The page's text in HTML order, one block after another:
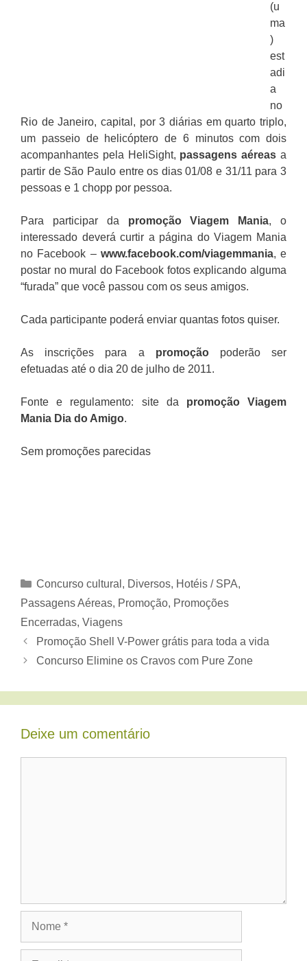
(u
ma
)
est
adi
a
no
Rio de Janeiro, capital, por 3 diárias em quarto triplo,
um passeio de helicóptero de 6 minutos com dois
acompanhantes pela HeliSight, passagens aéreas a
partir de São Paulo entre os dias 01/08 e 31/11 para 3
pessoas e 1 chopp por pessoa.
Para participar da promoçãoViagem Mania, o
interessado deverá curtir a página do Viagem Mania
no Facebook – www.facebook.com/viagemmania, e
postar no mural do Facebook fotos explicando alguma
“furada” que você passou com os seus amigos.
Cada participante poderá enviar quantas fotos quiser.
As inscrições para a promoçãopoderão ser
efetuadas até o dia 20 de julho de 2011.
Fonte e regulamento: site da promoção Viagem
Mania Dia do Amigo.
Sem promoções parecidas
Categorias
Concurso cultural , Diversos, Hotéis / SPA,
Passagens Aéreas, Promoção, Promoções
Encerradas, Viagens
Promoção Shell V-Power grátis para toda a vida
Concurso Elimine os Cravos com Pure Zone
Deixe um comentário